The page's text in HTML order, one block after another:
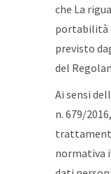
che La
portabilità
previsto
del
Ai sensi
n. 679/
normativa